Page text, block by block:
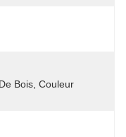
Bois, Couleur